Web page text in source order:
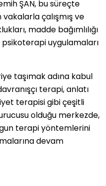
ŞAN, bu süreçte
çalışmış ve
madde bağımlılığı
uygulamaları
taşımak adına kabul
terapi, anlatı
terapisi gibi çeşitli
olduğu merkezde,
terapi yöntemlerini
devam